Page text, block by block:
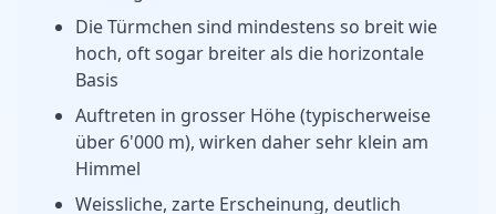
Die Türmchen sind mindestens so breit wie
hoch, oft sogar breiter als die horizontale
Basis
Auftreten in grosser Höhe (typischerweise
über 6'000 m), wirken daher sehr klein am
Himmel
Weissliche, zarte Erscheinung, deutlich